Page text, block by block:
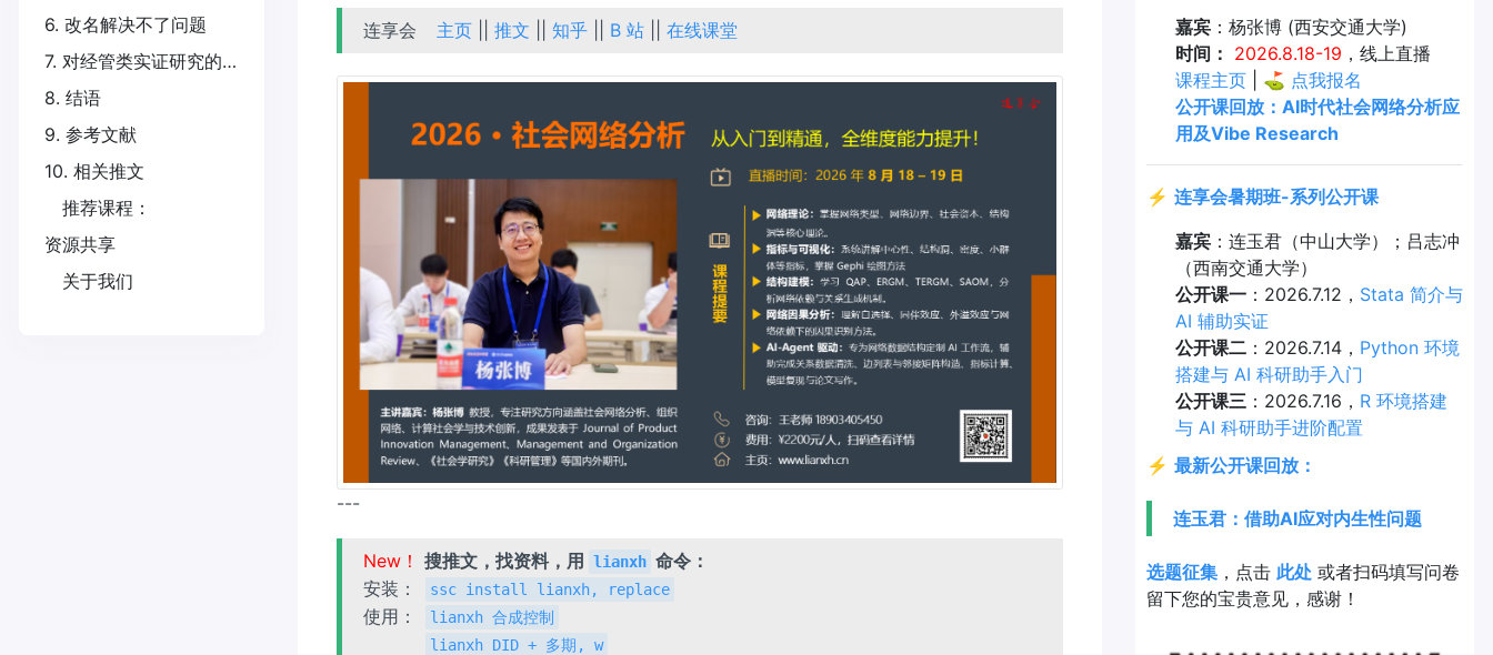
6. 改名解决不了问题
7. 对经管类实证研究的启发
8. 结语
9. 参考文献
10. 相关推文
推荐课程：
资源共享
关于我们
连享会 主页 ||推文 ||知乎 B 站 ||在线课堂
---
New！ 搜推文，找资料，用 lianxh 命令：
安装：
ssc install lianxh, replace
使用：
lianxh 合成控制
lianxh DID + 多期, w
嘉宾：杨张博 (西安交通大学)
时间： 2026.8.18-19 ，线上直播
课程主页| ⛳ 点我报名
公开课回放：AI时代社会网络分析应
用及Vibe Research
⚡ 连享会暑期班-系列公开课
嘉宾：连玉君（中山大学）；吕志冲
（西南交通大学）
公开课一：2026.7.12， Stata 简介与
AI 辅助实证
公开课二：2026.7.14， Python 环境
搭建与 AI 科研助手入门
公开课三：2026.7.16， R 环境搭建
与 AI 科研助手进阶配置
⚡ 最新公开课回放：
连玉君：借助AI应对内生性问题
选题征集 ，点击 此处 或者扫码填写问卷
留下您的宝贵意见，感谢！